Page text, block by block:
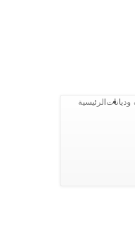
الرئيسيةوديانات